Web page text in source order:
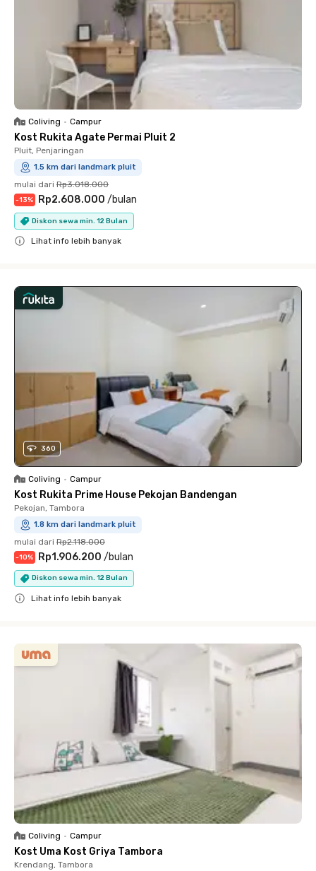
Coliving • Campur
Kost Rukita Agate Permai Pluit 2
Pluit, Penjaringan
1.5 km dari landmark pluit
mulai dari Rp3.018.000
-13% Rp2.608.000 /bulan
Diskon sewa min. 12 Bulan
Lihat info lebih banyak
360
Coliving • Campur
Kost Rukita Prime House Pekojan Bandengan
Pekojan, Tambora
1.8 km dari landmark pluit
mulai dari Rp2.118.000
-10% Rp1.906.200 /bulan
Diskon sewa min. 12 Bulan
Lihat info lebih banyak
Coliving • Campur
Kost Uma Kost Griya Tambora
Krendang, Tambora